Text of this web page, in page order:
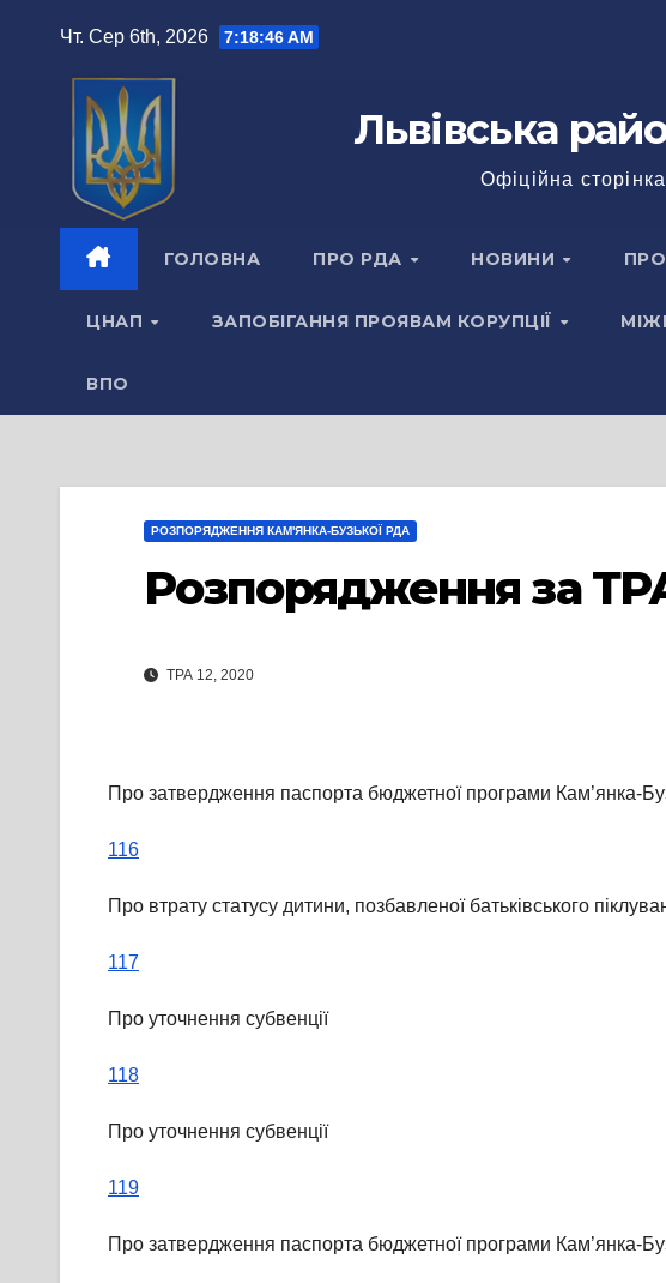
Чт. Сер 6th, 2026 7:18:46 AM
Львівська
Офіційна
ГОЛОВНА ПРО РДА НОВИНИ
ЦНАП ЗАПОБІГАННЯ ПРОЯВАМ КОРУПЦІЇ
ВПО
РОЗПОРЯДЖЕННЯ КАМ'ЯНКА-БУЗЬКОЇ РДА
Розпорядження за
ТРА 12, 2020
Про затвердження паспорта бюджетної програми Кам’янка-
116
Про втрату статусу дитини, позбавленої батьківського
117
Про уточнення субвенції
118
Про уточнення субвенції
119
Про затвердження паспорта бюджетної програми Кам’янка-